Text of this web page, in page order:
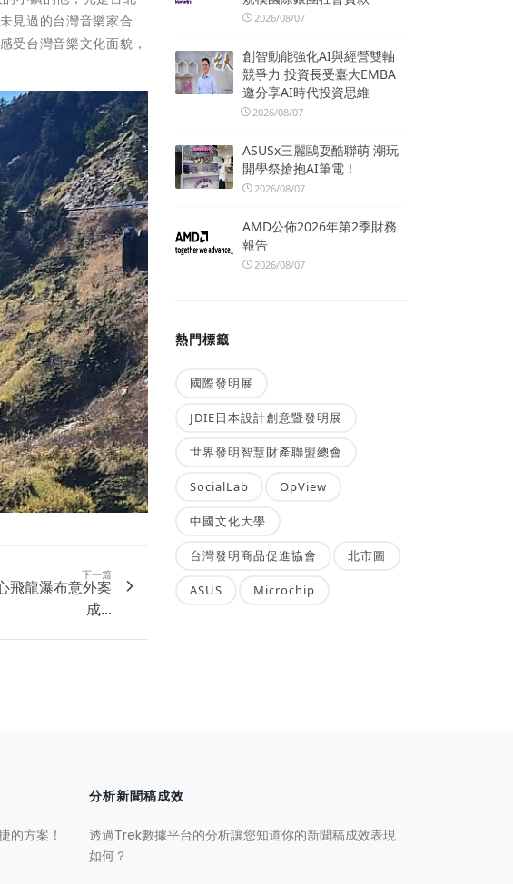
見過的台灣音樂家合
受台灣音樂文化面貌，
下一篇
飛龍瀑布意外案
成...
2026/08/07
創智動能強化AI與經營雙軸
競爭力 投資長受臺大EMBA
邀分享AI時代投資思維
2026/08/07
ASUSx三麗鷗耍酷聯萌 潮玩
開學祭搶抱AI筆電！
2026/08/07
AMD公佈2026年第2季財務
報告
2026/08/07
熱門標籤
國際發明展
JDIE日本設計創意暨發明展
世界發明智慧財產聯盟總會
SocialLab OpView
中國文化大學
台灣發明商品促進協會 北市圖
ASUS Microchip
的方案！
分析新聞稿成效
透過Trek數據平台的分析讓您知道你的新聞稿成效表現
如何？